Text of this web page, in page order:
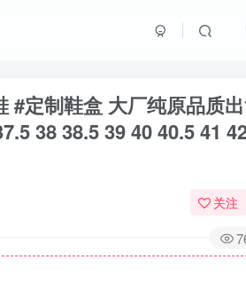
#定制鞋盒 大厂纯原品质
38 38.5 39 40 40.5 41
关注